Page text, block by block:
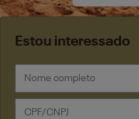
Estou interessado